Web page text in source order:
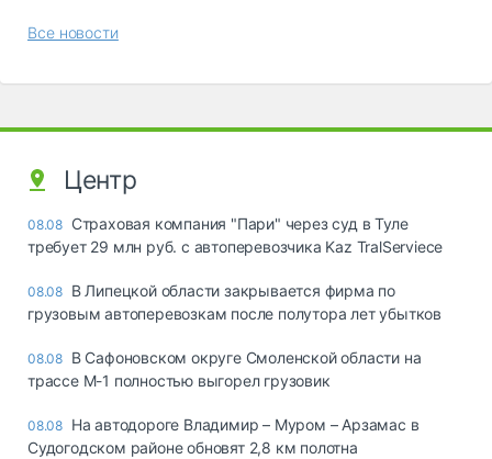
Все новости
Центр
08.08 Страховая компания "Пари" через суд в Туле
требует 29 млн руб. с автоперевозчика Kaz TralServiece
08.08 В Липецкой области закрывается фирма по
грузовым автоперевозкам после полутора лет убытков
08.08 В Сафоновском округе Смоленской области на
трассе М-1 полностью выгорел грузовик
08.08 На автодороге Владимир – Муром – Арзамас в
Судогодском районе обновят 2,8 км полотна